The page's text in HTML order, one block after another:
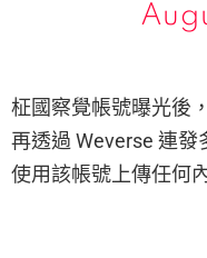
柾國察覺帳號曝光後
再透過 Weverse 連
使用該帳號上傳任何